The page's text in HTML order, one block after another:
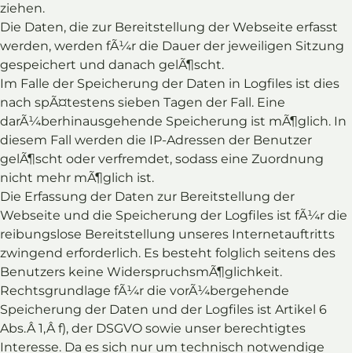
ziehen.
Die Daten, die zur Bereitstellung der Webseite erfasst
werden, werden fÃ¼r die Dauer der jeweiligen Sitzung
gespeichert und danach gelÃ¶scht.
Im Falle der Speicherung der Daten in Logfiles ist dies
nach spÃ¤testens sieben Tagen der Fall. Eine
darÃ¼berhinausgehende Speicherung ist mÃ¶glich. In
diesem Fall werden die IP-Adressen der Benutzer
gelÃ¶scht oder verfremdet, sodass eine Zuordnung
nicht mehr mÃ¶glich ist.
Die Erfassung der Daten zur Bereitstellung der
Webseite und die Speicherung der Logfiles ist fÃ¼r die
reibungslose Bereitstellung unseres Internetauftritts
zwingend erforderlich. Es besteht folglich seitens des
Benutzers keine WiderspruchsmÃ¶glichkeit.
Rechtsgrundlage fÃ¼r die vorÃ¼bergehende
Speicherung der Daten und der Logfiles ist Artikel 6
Abs.Â 1,Â f), der DSGVO sowie unser berechtigtes
Interesse. Da es sich nur um technisch notwendige